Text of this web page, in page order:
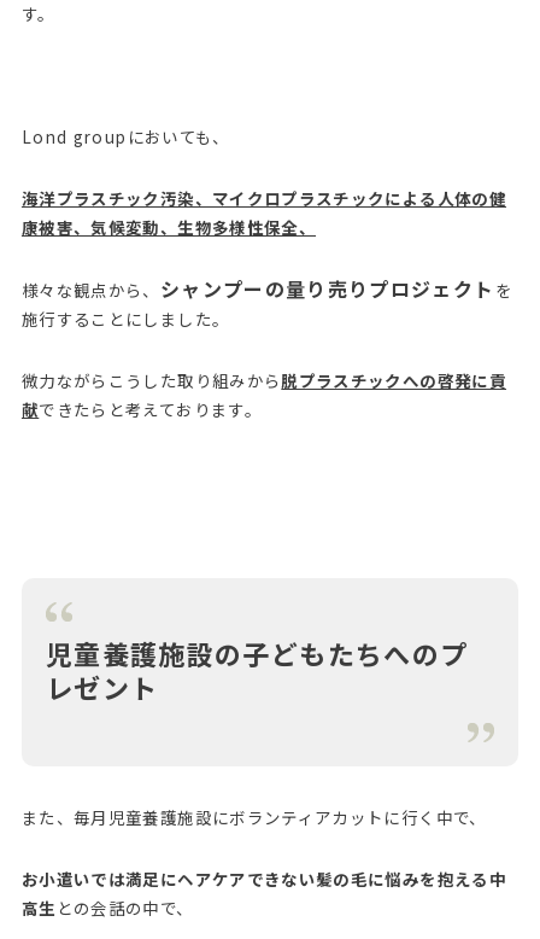
す。
Lond groupにおいても、
海洋プラスチック汚染、マイクロプラスチックによる人体の健
康被害、気候変動、生物多様性保全、
様々な観点から、 シャンプーの量り売りプロジェクト を
施行することにしました。
微力ながらこうした取り組みから 脱プラスチックへの啓発に貢
献できたらと考えております。
児童養護施設の子どもたちへのプ
レゼント
また、毎月児童養護施設にボランティアカットに行く中で、
お小遣いでは満足にヘアケアできない髪の毛に悩みを抱える中
高生 との会話の中で、